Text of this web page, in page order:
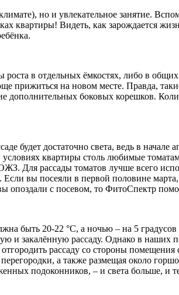
но и увлекательное занятие.
Видеть, как зарождается
роста в отдельных ёмкостях, либо в
прижиться на новом месте. Правда,
боковых корешков.
будет достаточно света, ведь в начале
квартиры столь любимые
Для рассады томатов лучше всего
вы посеяли в первой половине
с посевом, то ФитоСпектр
быть 20-22 °С, а ночью – на 5
и закалённую рассаду. Однако в
рассаду со стороны
а также размещая около
подоконников, – и света больше,